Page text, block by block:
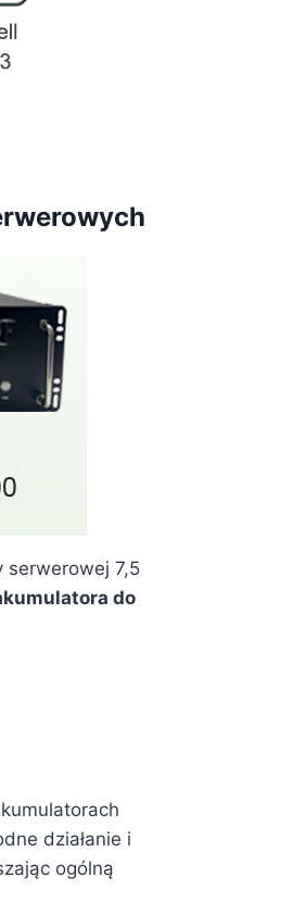
serwerowej 7,5
do
działanie i
ogólną